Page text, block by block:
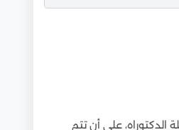
الدكتوراه، على أن تتم